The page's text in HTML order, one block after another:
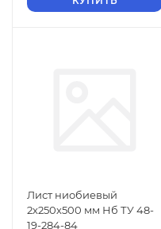
Лист ниобиевый
2х250х500 мм Нб ТУ 48-
19-284-84